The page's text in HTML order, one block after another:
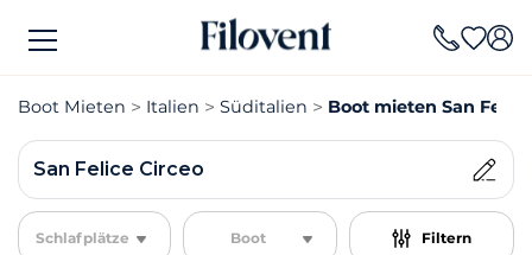
Boot Mieten Italien Süditalien Boot mieten San
San Felice Circeo
Schlafplätze Boot Filtern